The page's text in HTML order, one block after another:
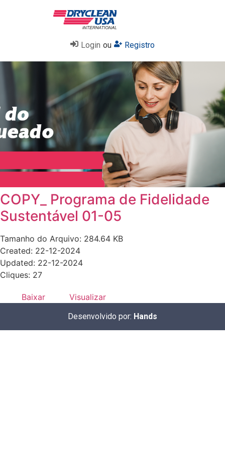
Login ou Registro
COPY_ Programa de Fidelidade
Sustentável 01-05
Tamanho do Arquivo: 284.64 KB
Created: 22-12-2024
Updated: 22-12-2024
Cliques: 27
Baixar Visualizar
Desenvolvido por: Hands